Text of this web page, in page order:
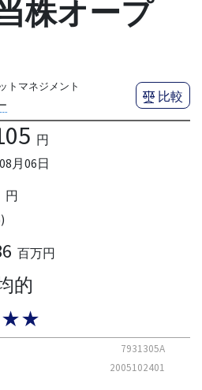
株オープ
トマネジメント
比較
円
月06日
円
百万円
的
7931305A
2005102401